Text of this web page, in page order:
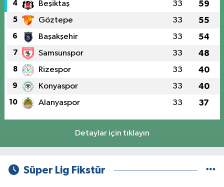
4 Beşiktaş 33 59
5 Göztepe 33 55
6 Başakşehir 33 54
7 Samsunspor 33 48
8 Rizespor 33 40
9 Konyaspor 33 40
10 Alanyaspor 33 37
Detaylar için tıklayın
Süper Lig Fikstür